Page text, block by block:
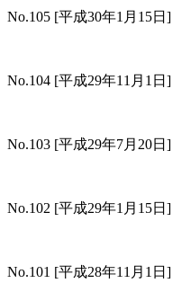
No.105 [平成30年1月15日]
No.104 [平成29年11月1日]
No.103 [平成29年7月20日]
No.102 [平成29年1月15日]
No.101 [平成28年11月1日]